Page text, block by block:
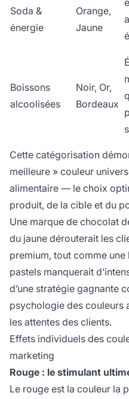
Soda &
énergie
Orange,
Jaune
Boissons
alcoolisées
Noir, Or,
Bordeaux
Cette catégorisation
meilleure » couleur
alimentaire — le choix
produit, de la cible et du
Une marque de chocolat
du jaune dérouterait les
premium, tout comme
pastels manquerait
d’une stratégie gagnante
psychologie des couleurs
les attentes des clients.
Effets individuels des
marketing
Rouge : le stimulant
Le rouge est la couleur la